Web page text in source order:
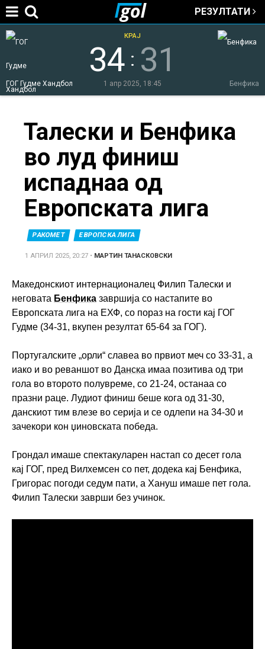
Jump to navigation
РЕЗУЛТАТИ
ГОГ Гудме Хандбол Бенфика
34 : 31
КРАЈ
1 апр 2025, 18:45
You
here
Талески и Бенфика
во луд финиш
испаднаа од
Европската лига
РАКОМЕТ ЕВРОПСКА ЛИГА
1 АПРИЛ 2025, 20:27 • МАРТИН ТАНАСКОВСКИ
Македонскиот интернационалец Филип Талески и
неговата Бенфика завршија со настапите во
Европската лига на ЕХФ, со пораз на гости кај ГОГ
Гудме (34-31, вкупен резултат 65-64 за ГОГ).
Португалските „орли“ славеа во првиот меч со 33-31, а
иако и во реваншот во Данска имаа позитива од три
гола во второто полувреме, со 21-24, останаа со
празни раце. Лудиот финиш беше кога од 31-30,
данскиот тим влезе во серија и се одлепи на 34-30 и
зачекори кон џиновската победа.
Грондал имаше спектакуларен настап со десет гола
кај ГОГ, пред Вилхемсен со пет, додека кај Бенфика,
Григорас погоди седум пати, а Хануш имаше пет гола.
Филип Талески заврши без учинок.